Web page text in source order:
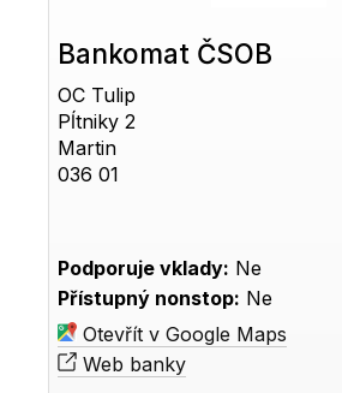
Bankomat ČSOB
OC Tulip
Pĺtniky 2
Martin
036 01
Podporuje vklady: Ne
Přístupný nonstop: Ne
Otevřít v Google Maps
Web banky